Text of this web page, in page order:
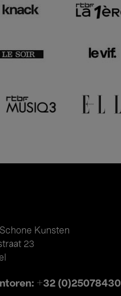
Kunsten
23
+32 (0)25078430